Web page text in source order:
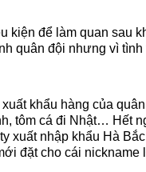
kiện để làm quan sau
quân đội nhưng vì
khẩu hàng của
tôm cá đi Nhật… Hết
xuất nhập khẩu Hà
đặt cho cái nickname